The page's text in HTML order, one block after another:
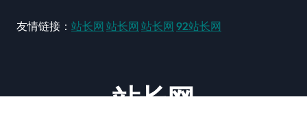
友情链接： 站长网 站长网 站长网 92站长网
站长网